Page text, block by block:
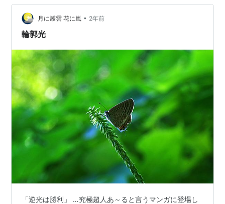
月に叢雲 花に嵐 • 2年前
輪郭光
「逆光は勝利」 …究極超人あ～ると言うマンガに登場し